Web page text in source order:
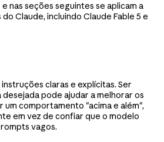
nas seções seguintes se aplicam a
Claude, incluindo Claude Fable 5 e
claras e explícitas. Ser
pode ajudar a melhorar os
um comportamento "acima e além",
em vez de confiar que o modelo
vagos.